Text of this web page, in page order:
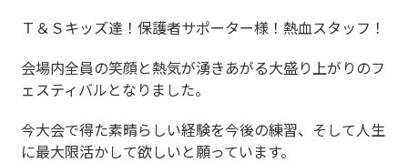
Ｔ＆Ｓキッズ達！保護者サポーター様！熱血スタッフ！
会場内全員の笑顔と熱気が湧きあがる大盛り上がりのフ
ェスティバルとなりました。
今大会で得た素晴らしい経験を今後の練習、そして人生
に最大限活かして欲しいと願っています。